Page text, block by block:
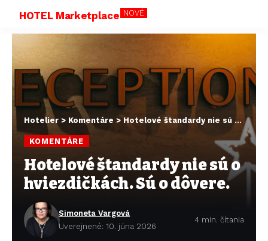
HOTEL Marketplace NOVÉ
Hotelier > Komentáre >Hotelové štandardy nie sú o hviezdičkách. Sú o dôvere.
KOMENTÁRE
Hotelové štandardy nie sú o
hviezdičkách. Sú o dôvere.
Simoneta Vargová
Uverejnené: 10. júna 2026
4 min. čítania